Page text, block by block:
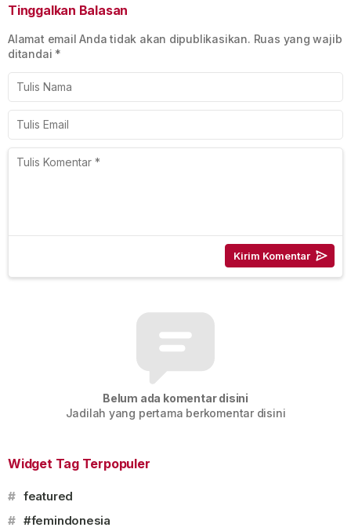
Tinggalkan Balasan
Alamat email Anda tidak akan dipublikasikan. Ruas yang wajib
ditandai *
Belum ada komentar disini
Jadilah yang pertama berkomentar disini
Widget Tag Terpopuler
# featured
# #femindonesia